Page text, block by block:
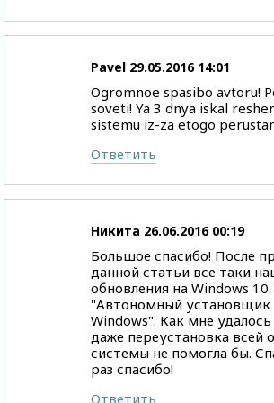
Pavel 29.05.2016 14:01
Ogromnoe spasibo avtoru!
soveti! Ya 3 dnya iskal
sistemu iz-za etogo
Ответить
Никита 26.06.2016 00:19
Большое спасибо! После
данной статьи все таки
обновления на Windows
"Автономный установщик
Windows". Как мне
даже переустановка всей
системы не помогла бы.
раз спасибо!
Ответить